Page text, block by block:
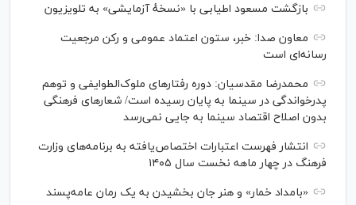
بازگشت مسعود اطیابی با «نسخهٔ آزمایشی» به تلویزیون
معاون صدا: خبر، ستون اعتماد عمومی و رکن مرجعیت
رسانه‌ای است
محمدرضا مقدسیان: دوره رفتارهای ملوک‌الطوایفی و توهم
پدرخواندگی در سینما به پایان رسیده است/ شعارهای فرهنگی
بدون اصلاح اقتصاد سینما به جایی نمی‌رسد
انتشار فهرست اعتبارات اختصاص‌یافته به برنامه‌های وزارت
فرهنگ در چهار ماهه نخست سال ۱۴۰۵
«بامداد خمار» و هنر جان بخشیدن به یک رمان عامه‌پسند